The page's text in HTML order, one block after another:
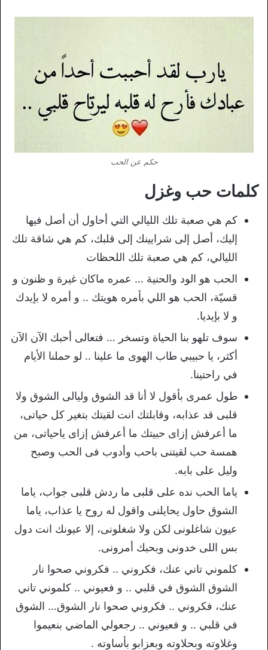
حكم عن الحب
كلمات حب وغزل
كم هي صعبة تلك الليالي التي أحاول أن أصل فيها
إليك، أصل إلى شرايينك إلى قلبك، كم هي شاقة تلك
الليالي، كم هي صعبة تلك اللحظات
الحب هو الود والحنية … عمره ماكان غيرة و ظنون و
قسيّة، الحب هو اللي بأمره هويتك .. و أمره لا بإيدك
و لا بإيديا.
سوف تلهو بنا الحياة وتسخر … فتعالى أحبك الآن الآن
أكثر، يا حبيبي طاب الهوى ما علينا .. لو حملنا الأيام
في راحتينا.
طول عمرى بأقول لا أنا قد الشوق وليالى الشوق ولا
قلبى قد عذابه، وقابلتك انت لقيتك بتغير كل حياتى،
ما أعرفش إزاى حبيتك ما أعرفش إزاى ياحياتى، من
همسة حب لقيتنى باحب وأدوب فى الحب وصبح
وليل على بابه.
ياما الحب نده على قلبى ما ردش قلبى جواب، ياما
الشوق حاول يحايلنى واقول له روح يا عذاب، ياما
عيون شاغلونى لكن ولا شغلونى، إلا عيونك انت دول
بس اللى خدونى وبحبك أمرونى.
كلموني تاني عنك، فكروني .. فكروني صحوا نار
الشوق الشوق في قلبي .. و فعيوني .. كلموني تاني
عنك، فكروني .. فكروني صحوا نار الشوق… الشوق
في قلبي .. و فعيوني .. رجعولي الماضي بنعيموا
وغلاوته وبحلاوته وبعزابو بأساوته .